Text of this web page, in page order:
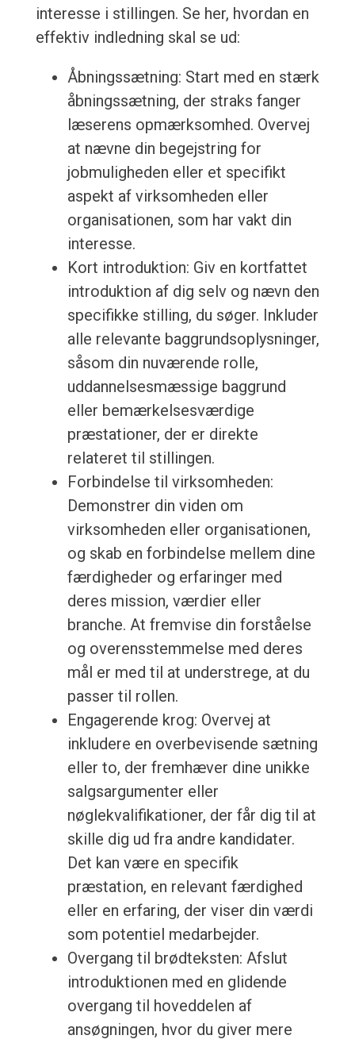
interesse i stillingen. Se her, hvordan en
effektiv indledning skal se ud:
Åbningssætning: Start med en stærk
åbningssætning, der straks fanger
læserens opmærksomhed. Overvej
at nævne din begejstring for
jobmuligheden eller et specifikt
aspekt af virksomheden eller
organisationen, som har vakt din
interesse.
Kort introduktion: Giv en kortfattet
introduktion af dig selv og nævn den
specifikke stilling, du søger. Inkluder
alle relevante baggrundsoplysninger,
såsom din nuværende rolle,
uddannelsesmæssige baggrund
eller bemærkelsesværdige
præstationer, der er direkte
relateret til stillingen.
Forbindelse til virksomheden:
Demonstrer din viden om
virksomheden eller organisationen,
og skab en forbindelse mellem dine
færdigheder og erfaringer med
deres mission, værdier eller
branche. At fremvise din forståelse
og overensstemmelse med deres
mål er med til at understrege, at du
passer til rollen.
Engagerende krog: Overvej at
inkludere en overbevisende sætning
eller to, der fremhæver dine unikke
salgsargumenter eller
nøglekvalifikationer, der får dig til at
skille dig ud fra andre kandidater.
Det kan være en specifik
præstation, en relevant færdighed
eller en erfaring, der viser din værdi
som potentiel medarbejder.
Overgang til brødteksten: Afslut
introduktionen med en glidende
overgang til hoveddelen af
ansøgningen, hvor du giver mere